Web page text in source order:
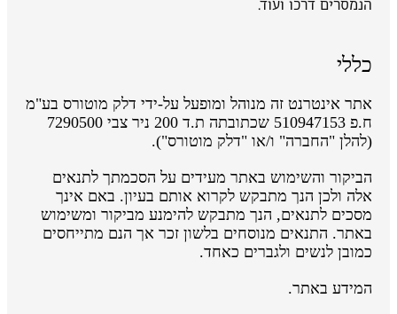
הנמסרים דרכו ועוד.
כללי
אתר אינטרנט זה מנוהל ומופעל על-ידי דלק מוטורס בע"מ
ח.פ 510947153 שכתובתה ת.ד 200 ניר צבי 7290500
(להלן "החברה" ו/או "דלק מוטורס").
הביקור והשימוש באתר מעידים על הסכמתך לתנאים
אלה ולכן הנך מתבקש לקרוא אותם בעיון. באם אינך
מסכים לתנאים, הנך מתבקש להימנע מביקור ומשימוש
באתר. התנאים מנוסחים בלשון זכר אך הנם מתייחסים
כמובן לנשים ולגברים כאחד.
המידע באתר.